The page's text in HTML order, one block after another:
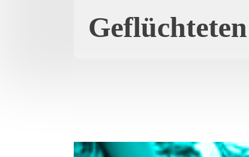
Geflüchteten